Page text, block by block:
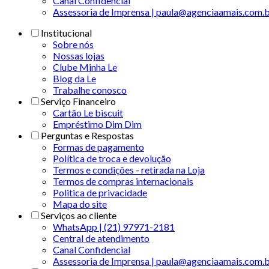
Assessoria de Imprensa |
Institucional
Sobre nós
Nossas lojas
Clube Minha Le
Blog da Le
Trabalhe conosco
Serviço Financeiro
Cartão Le biscuit
Empréstimo Dim Dim
Perguntas e Respostas
Formas de pagamento
Política de troca e devolução
Termos e condições - retirada na Loja
Termos de compras internacionais
Politica de privacidade
Mapa do site
Serviços ao cliente
WhatsApp | (21) 97971-2181
Central de atendimento
Canal Confidencial
Assessoria de Imprensa |